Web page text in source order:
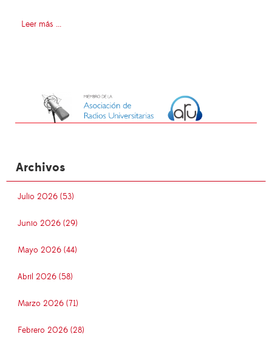
Leer más ...
Archivos
Julio 2026 (53)
Junio 2026 (29)
Mayo 2026 (44)
Abril 2026 (58)
Marzo 2026 (71)
Febrero 2026 (28)